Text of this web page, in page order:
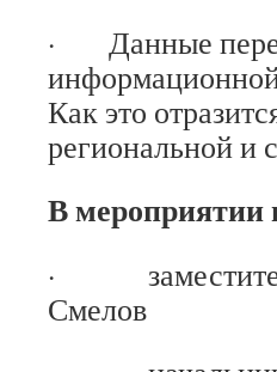
· Данные
Как это
региональной и
В мероприятии
· заместитель
Смелов